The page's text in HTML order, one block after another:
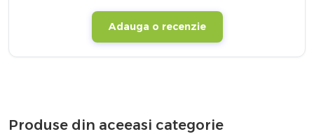
Adauga o recenzie
Produse din aceeasi categorie